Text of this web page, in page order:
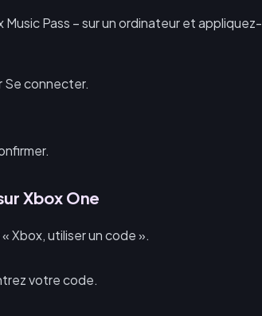
Pass – sur un ordinateur et appliquez-
Se connecter.
Xbox One
Xbox, utiliser un code ».
votre code.